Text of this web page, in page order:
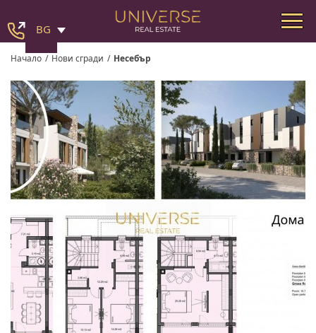
BG
Начало / Нови сгради / Несебър